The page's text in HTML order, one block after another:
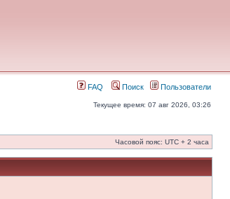
FAQ Поиск Пользователи
Текущее время: 07 авг 2026, 03:26
Часовой пояс: UTC + 2 часа